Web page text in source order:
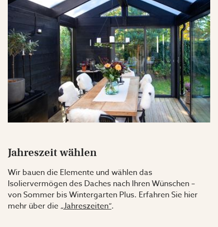
Jahreszeit wählen
Wir bauen die Elemente und wählen das
Isoliervermögen des Daches nach Ihren Wünschen –
von Sommer bis Wintergarten Plus. Erfahren Sie hier
mehr über die „Jahreszeiten“.